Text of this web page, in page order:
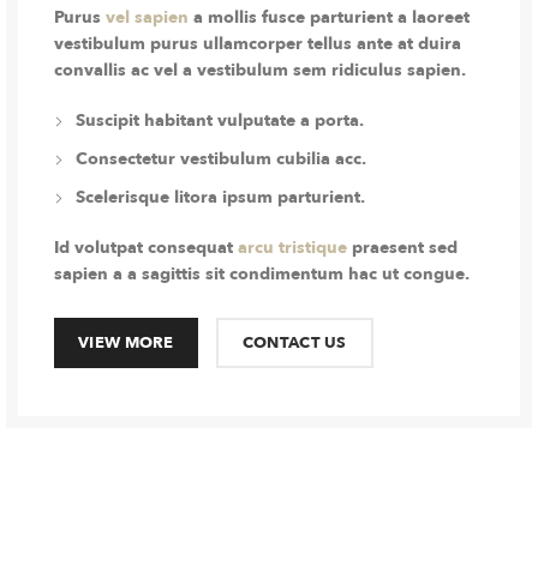
Purus vel sapien a mollis fusce parturient a laoreet
vestibulum purus ullamcorper tellus ante at duira
convallis ac vel a vestibulum sem ridiculus sapien.
Suscipit habitant vulputate a porta.
Consectetur vestibulum cubilia acc.
Scelerisque litora ipsum parturient.
Id volutpat consequat arcu tristique praesent sed
sapien a a sagittis sit condimentum hac ut congue.
VIEW MORE CONTACT US